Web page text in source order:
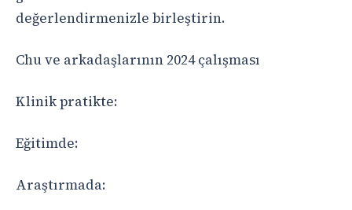
değerlendirmenizle birleştirin.
Chu ve arkadaşlarının 2024 çalışması
Klinik pratikte:
Eğitimde:
Araştırmada: